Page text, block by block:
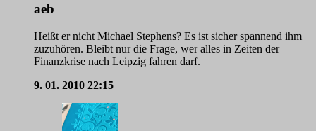
aeb
Heißt er nicht Michael Stephens? Es ist sicher spannend ihm
zuzuhören. Bleibt nur die Frage, wer alles in Zeiten der
Finanzkrise nach Leipzig fahren darf.
9. 01. 2010 22:15